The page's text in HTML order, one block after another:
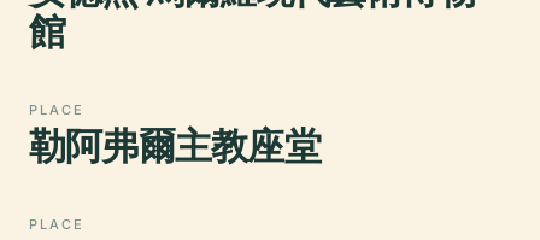
館
PLACE
勒阿弗爾主教座堂
PLACE